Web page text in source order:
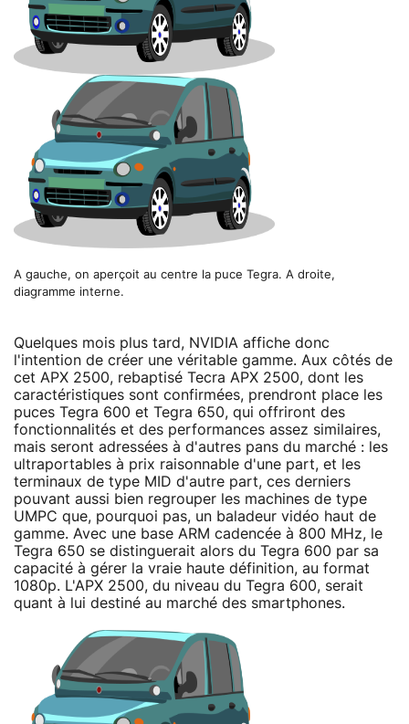
A gauche, on aperçoit au centre la puce Tegra. A droite,
diagramme interne.
Quelques mois plus tard, NVIDIA affiche donc
l'intention de créer une véritable gamme. Aux côtés de
cet APX 2500, rebaptisé Tecra APX 2500, dont les
caractéristiques sont confirmées, prendront place les
puces Tegra 600 et Tegra 650, qui offriront des
fonctionnalités et des performances assez similaires,
mais seront adressées à d'autres pans du marché : les
ultraportables à prix raisonnable d'une part, et les
terminaux de type MID d'autre part, ces derniers
pouvant aussi bien regrouper les machines de type
UMPC que, pourquoi pas, un baladeur vidéo haut de
gamme. Avec une base ARM cadencée à 800 MHz, le
Tegra 650 se distinguerait alors du Tegra 600 par sa
capacité à gérer la vraie haute définition, au format
1080p. L'APX 2500, du niveau du Tegra 600, serait
quant à lui destiné au marché des smartphones.